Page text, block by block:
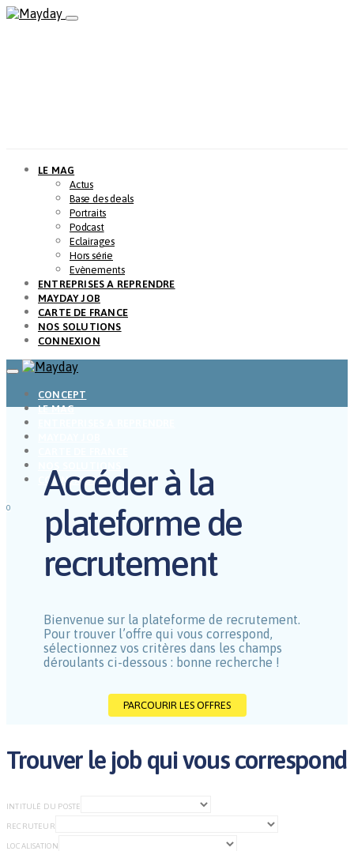
LE MAG
Actus
Base des deals
Portraits
Podcast
Eclairages
Hors série
Evènements
ENTREPRISES A REPRENDRE
MAYDAY JOB
CARTE DE FRANCE
NOS SOLUTIONS
CONNEXION
CONCEPT
LE MAG
CONNEXION
0
Accéder à la
plateforme de
recrutement
Bienvenue sur la plateforme de recrutement.
Pour trouver l’offre qui vous correspond,
sélectionnez vos critères dans les champs
déroulants ci-dessous : bonne recherche !
PARCOURIR LES OFFRES
Trouver le job qui vous correspond
INTITULÉ DU POSTE
RECRUTEUR
LOCALISATION